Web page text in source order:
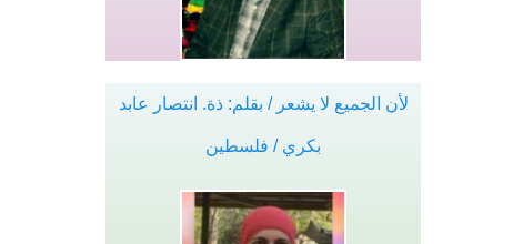
لأن الجميع لا يشعر / بقلم: ذة. انتصار عابد
بكري / فلسطين